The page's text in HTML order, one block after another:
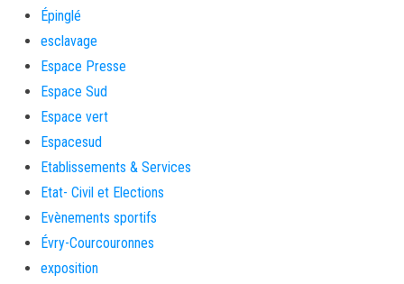
Épinglé
esclavage
Espace Presse
Espace Sud
Espace vert
Espacesud
Etablissements & Services
Etat- Civil et Elections
Evènements sportifs
Évry-Courcouronnes
exposition